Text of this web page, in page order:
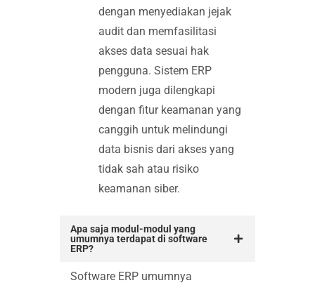
dengan menyediakan jejak
audit dan memfasilitasi
akses data sesuai hak
pengguna. Sistem ERP
modern juga dilengkapi
dengan fitur keamanan yang
canggih untuk melindungi
data bisnis dari akses yang
tidak sah atau risiko
keamanan siber.
Apa saja modul-modul yang
umumnya terdapat di software
ERP?
Software ERP umumnya